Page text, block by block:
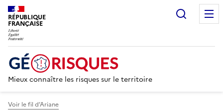
RÉPUBLIQUE
FRANÇAISE
Mieux connaître les risques sur le territoire
Voir le fil d’Ariane